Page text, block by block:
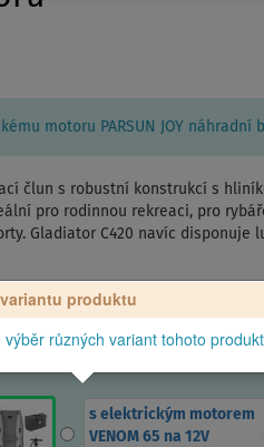
motoru PARSUN JOY náhradní
člun s robustní konstrukcí s
pro rodinnou rekreaci, pro
Gladiator C420 navíc
produktu
výběr různých variant tohoto
s elektrickým motorem
VENOM 65 na 12V